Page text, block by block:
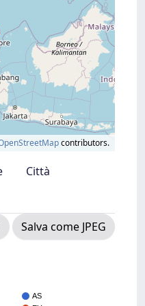
contributors.
Città
Salva come JPEG
AS